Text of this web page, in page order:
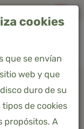
- Space Blue
-
cookies
que se envían
web y que
duro de su
de cookies
propósitos. A